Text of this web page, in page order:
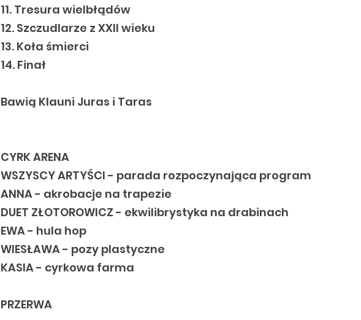
11. Tresura wielbłądów
12. Szczudlarze z XXII wieku
13. Koła śmierci
14. Finał
Bawią Klauni Juras i Taras
CYRK ARENA
WSZYSCY ARTYŚCI - parada rozpoczynająca program
ANNA - akrobacje na trapezie
DUET ZŁOTOROWICZ - ekwilibrystyka na drabinach
EWA - hula hop
WIESŁAWA - pozy plastyczne
KASIA - cyrkowa farma
PRZERWA